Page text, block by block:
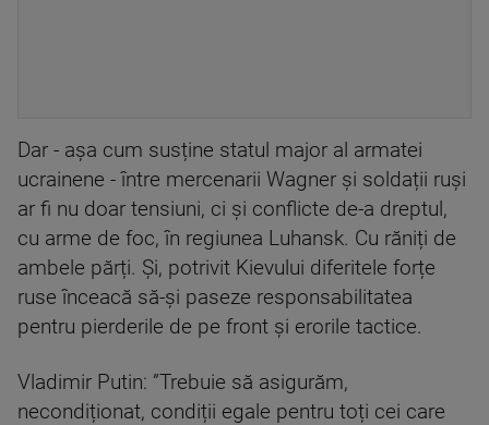
Dar - așa cum susține statul major al armatei
ucrainene - între mercenarii Wagner și soldații ruși
ar fi nu doar tensiuni, ci și conflicte de-a dreptul,
cu arme de foc, în regiunea Luhansk. Cu răniți de
ambele părți. Și, potrivit Kievului diferitele forțe
ruse înceacă să-și paseze responsabilitatea
pentru pierderile de pe front și erorile tactice.
Vladimir Putin: ”Trebuie să asigurăm,
necondiționat, condiții egale pentru toți cei care